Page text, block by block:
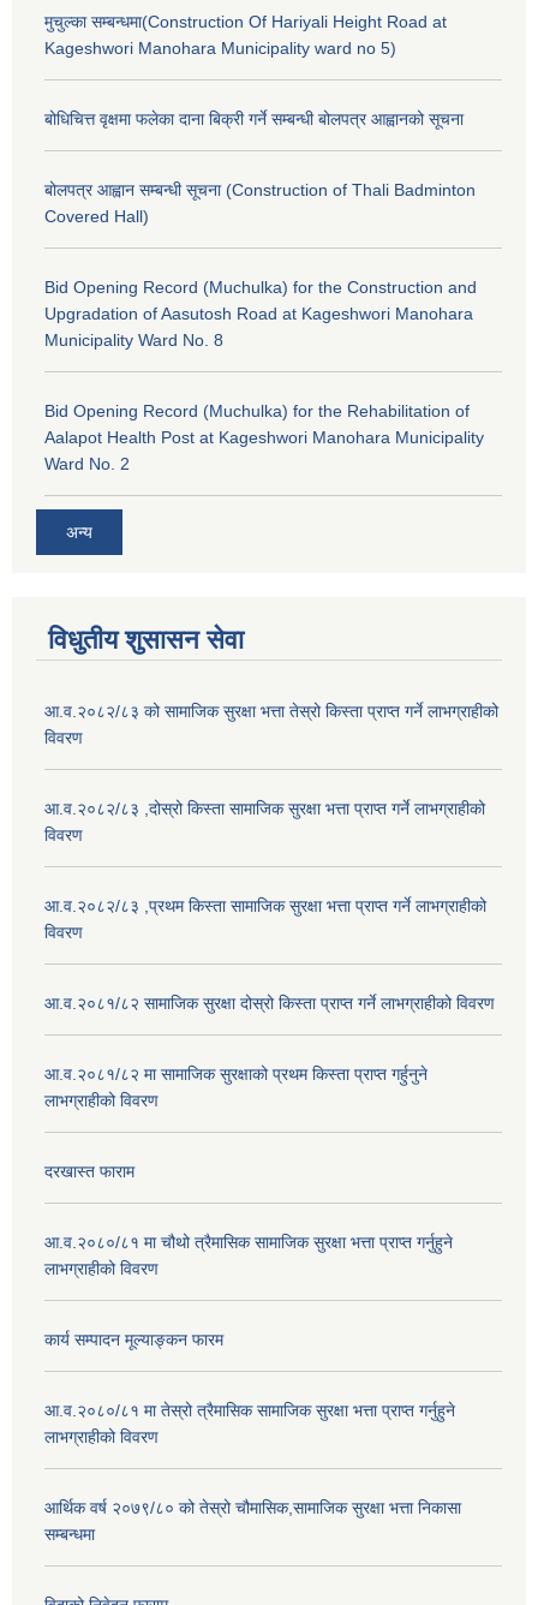
मुचुल्का सम्बन्धमा(Construction Of Hariyali Height Road at
Kageshwori Manohara Municipality ward no 5)
बोधिचित्त वृक्षमा फलेका दाना बिक्री गर्ने सम्बन्धी बोलपत्र आह्वानको सूचना
बोलपत्र आह्वान सम्बन्धी सूचना (Construction of Thali Badminton
Covered Hall)
Bid Opening Record (Muchulka) for the Construction and
Upgradation of Aasutosh Road at Kageshwori Manohara
Municipality Ward No. 8
Bid Opening Record (Muchulka) for the Rehabilitation of
Aalapot Health Post at Kageshwori Manohara Municipality
Ward No. 2
अन्य
विधुतीय शुसासन सेवा
आ.व.२०८२/८३ को सामाजिक सुरक्षा भत्ता तेस्रो किस्ता प्राप्त गर्ने लाभग्राहीको
विवरण
आ.व.२०८२/८३ ,दोस्रो किस्ता सामाजिक सुरक्षा भत्ता प्राप्त गर्ने लाभग्राहीको
विवरण
आ.व.२०८२/८३ ,प्रथम किस्ता सामाजिक सुरक्षा भत्ता प्राप्त गर्ने लाभग्राहीको
विवरण
आ.व.२०८१/८२ सामाजिक सुरक्षा दोस्रो किस्ता प्राप्त गर्ने लाभग्राहीको विवरण
आ.व.२०८१/८२ मा सामाजिक सुरक्षाको प्रथम किस्ता प्राप्त गर्हुनुने
लाभग्राहीको विवरण
दरखास्त फाराम
आ.व.२०८०/८१ मा चौथो त्रैमासिक सामाजिक सुरक्षा भत्ता प्राप्त गर्नुहुने
लाभग्राहीको विवरण
कार्य सम्पादन मूल्याङ्कन फारम
आ.व.२०८०/८१ मा तेस्रो त्रैमासिक सामाजिक सुरक्षा भत्ता प्राप्त गर्नुहुने
लाभग्राहीको विवरण
आर्थिक वर्ष २०७९/८० को तेस्रो चौमासिक,सामाजिक सुरक्षा भत्ता निकासा
सम्बन्धमा